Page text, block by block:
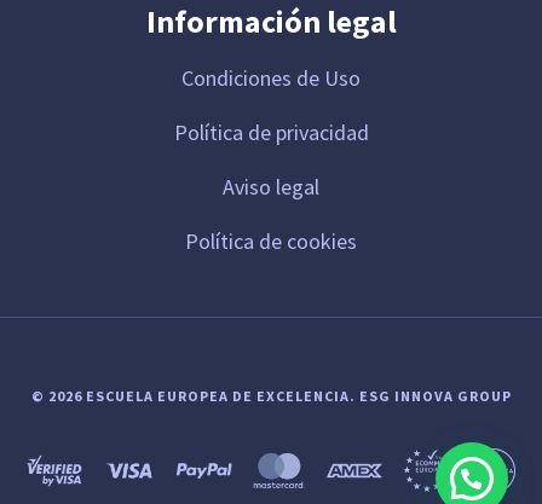
Información legal
Condiciones de Uso
Política de privacidad
Aviso legal
Política de cookies
© 2026 ESCUELA EUROPEA DE EXCELENCIA. ESG INNOVA GROUP